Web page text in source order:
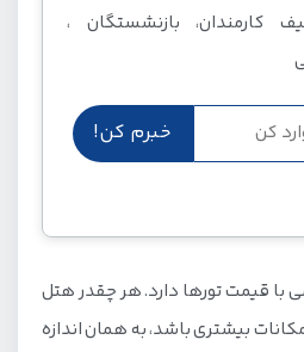
کارمندان، بازنشستگان ،
با قیمت تورها دارد. هر چقدر هتل
بیشتری باشد، به همان اندازه